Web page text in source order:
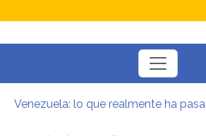
Toggle
navigation